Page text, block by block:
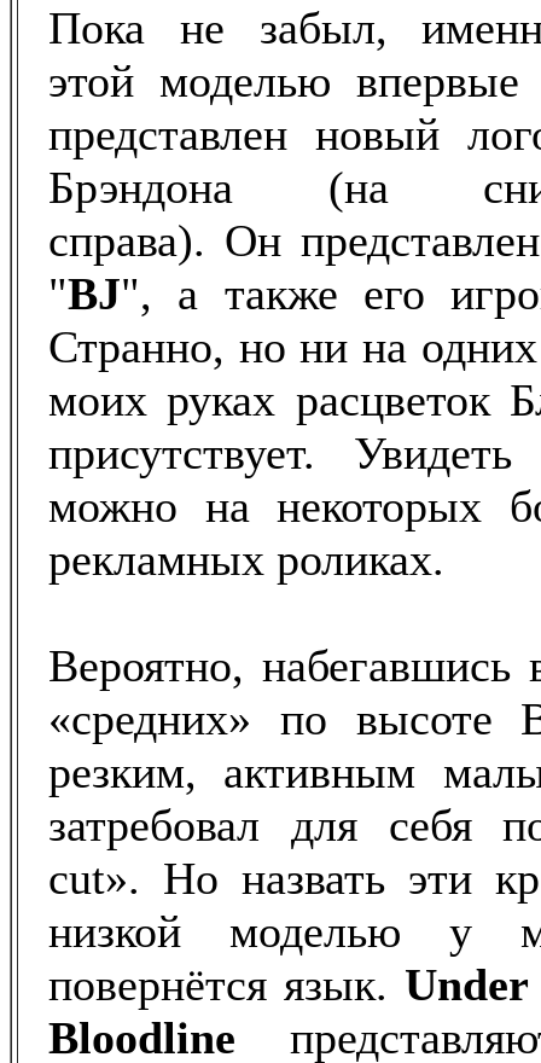
Пока не забыл,
этой моделью
представлен новый
Брэндона (на
справа). Он
"BJ", а также его
Странно, но ни на
моих руках расцветок
присутствует.
можно на некоторых
рекламных роликах.
Вероятно,
«средних» по высоте
резким, активным
затребовал для себя
cut». Но назвать эти
низкой моделью у
повернётся язык. Under
Bloodline